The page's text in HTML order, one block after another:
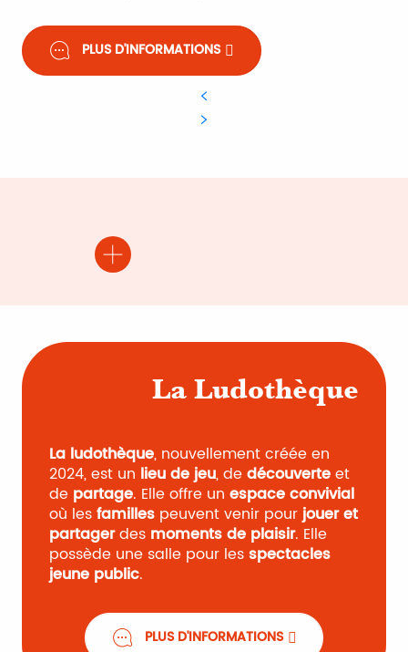
PLUS D'INFORMATIONS
Washington
La Ludothèque
La ludothèque, nouvellement créée en
2024, est un lieu de jeu, dedécouverteet
de partage. Elle offre un espace convivial
où lesfamilles peuvent venir pourjouer et
partagerdes moments de plaisir. Elle
possède une salle pour lesspectacles
jeune public.
PLUS D'INFORMATIONS